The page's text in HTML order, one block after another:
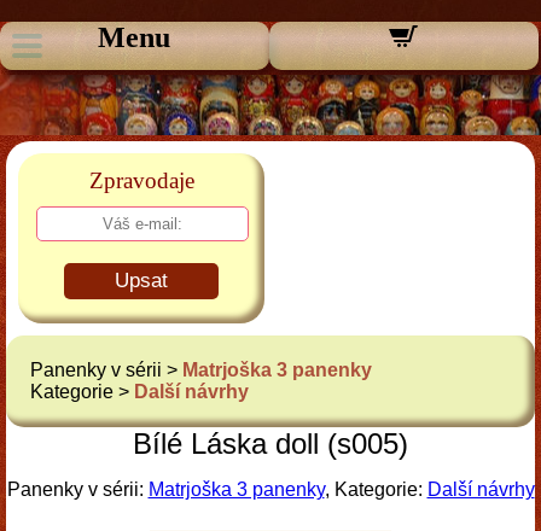
Menu
Zpravodaje
Upsat
Panenky v sérii > Matrjoška 3 panenky
Kategorie > Další návrhy
Bílé Láska doll (s005)
Panenky v sérii: Matrjoška 3 panenky, Kategorie: Další návrhy